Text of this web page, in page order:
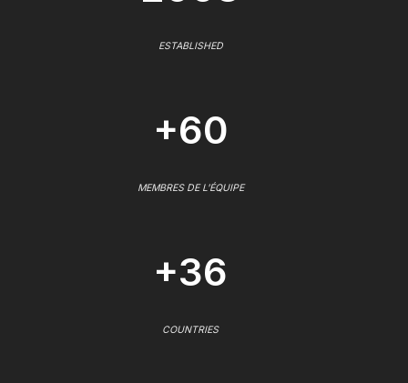
ESTABLISHED
+60
MEMBRES DE L'ÉQUIPE
+36
COUNTRIES